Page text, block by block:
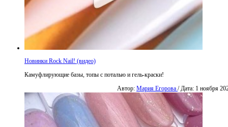
Новинки Rock Nail! (видео)
Камуфлирующие базы, топы с поталью и гель-краски!
Автор: Мария Егорова / Дата: 1 ноября